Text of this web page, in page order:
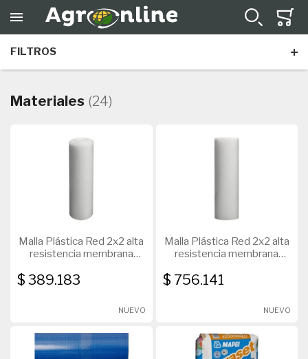
Materiales (24)
Malla Plástica Red 2x2 alta
resistencia membrana
$ 389.183
NUEVO
Malla Plástica Red 2x2 alta
resistencia membrana
$ 756.141
NUEVO
FILTROS